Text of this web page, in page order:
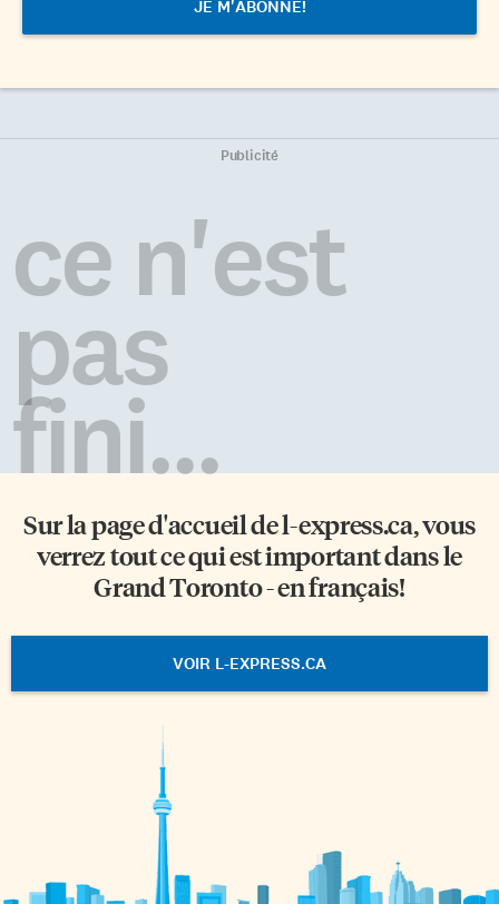
Publicité
ce n'est
pas
fini...
Sur la page d'accueil del-express.ca, vous
verrez tout ce qui est important dans le
Grand Toronto - en français!
VOIR L-EXPRESS.CA